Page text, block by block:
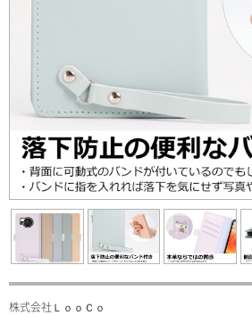
株式会社ＬｏｏＣｏ